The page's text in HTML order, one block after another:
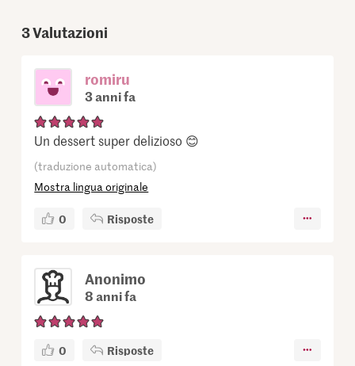
3Valutazioni
romiru
3 anni fa
Un dessert super delizioso 😊
(traduzione automatica)
Mostra lingua originale
0 Risposte
Anonimo
8 anni fa
0 Risposte